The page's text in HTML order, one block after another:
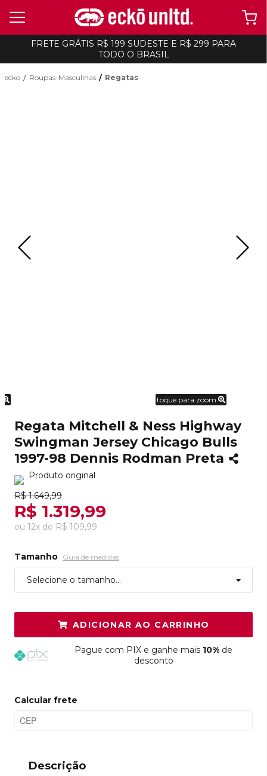
FRETE GRÁTIS R$ 199 SUDESTE E R$ 299 PARA
TODO O BRASIL
ecko Roupas-Masculinas Regatas
toque para zoom
Regata Mitchell & Ness Highway
Swingman Jersey Chicago Bulls
1997-98 Dennis Rodman Preta
Produto original
R$ 1.649,99
R$ 1.319,99
ou 12x de R$ 109,99
Tamanho Guia de medidas
Selecione o tamanho...
ADICIONAR AO CARRINHO
Pague com PIX e ganhe mais 10% de
desconto
Calcular frete
Descrição